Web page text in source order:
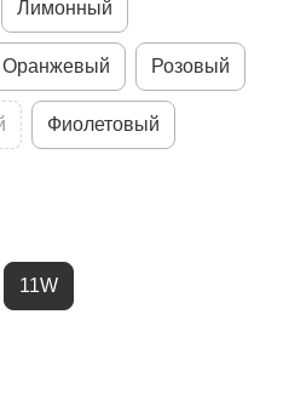
Лимонный
Оранжевый Розовый
Фиолетовый
11W